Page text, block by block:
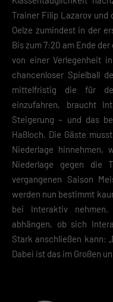
Trainer Filip Lazarov und
Oelze zumindest in der
Bis zum 7:20 am Ende
von einer Verlegenheit
chancenloser Spielball
mittelfristig die für
einzufahren, braucht
Steigerung – und das
Haßloch. Die Gäste
Niederlage hinnehmen,
Niederlage gegen die
vergangenen Saison
werden nun bestimmt
bei Interaktiv
abhängen, ob sich
Stark anschließen kann:
Dabei ist das im Großen